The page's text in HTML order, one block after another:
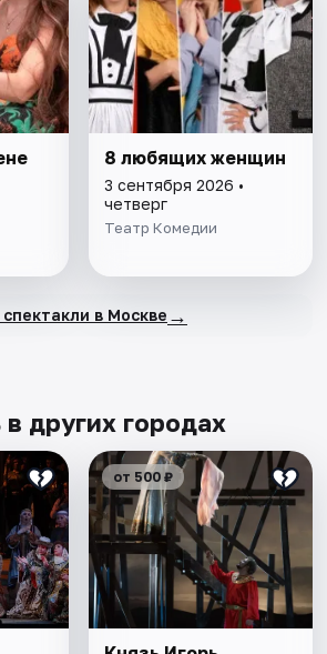
8 любящих женщин
3 сентября 2026 •
четверг
Театр Комедии
спектакли в Москве →
других городах
от 500 ₽